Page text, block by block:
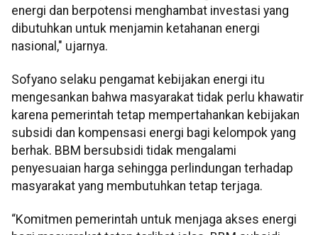
energi dan berpotensi menghambat investasi yang
dibutuhkan untuk menjamin ketahanan energi
nasional," ujarnya.
Sofyano selaku pengamat kebijakan energi itu
mengesankan bahwa masyarakat tidak perlu khawatir
karena pemerintah tetap mempertahankan kebijakan
subsidi dan kompensasi energi bagi kelompok yang
berhak. BBM bersubsidi tidak mengalami
penyesuaian harga sehingga perlindungan terhadap
masyarakat yang membutuhkan tetap terjaga.
“Komitmen pemerintah untuk menjaga akses energi